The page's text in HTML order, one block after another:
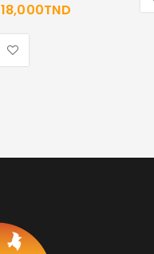
18,000TND